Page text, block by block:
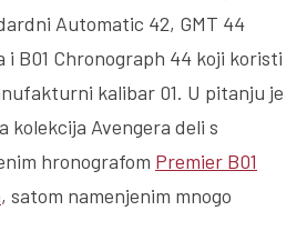
Automatic 42, GMT 44
i B01 Chronograph 44 koji koristi
kalibar 01. U pitanju je
kolekcija Avengera deli s
hronografom Premier B01
, satom namenjenim mnogo